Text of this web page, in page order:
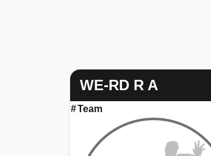
WE-RD R A
#Team